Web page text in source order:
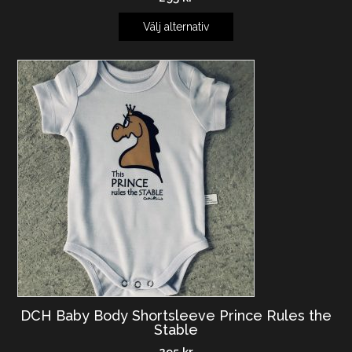
Välj alternativ
DCH Baby Body Shortsleeve Prince Rules the
Stable